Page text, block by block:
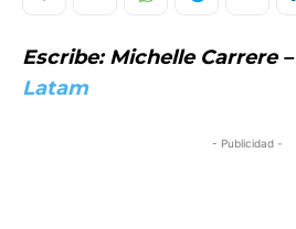
Escribe: Michelle Carrere –
Latam
- Publicidad -